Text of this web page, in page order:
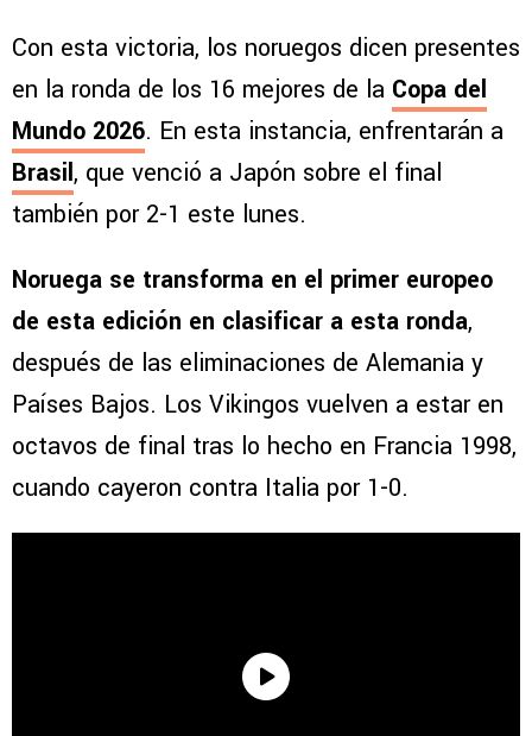
Con esta victoria, los noruegos dicen presentes
en la ronda de los 16 mejores de la Copa del
Mundo 2026. En esta instancia, enfrentarán a
Brasil, que venció a Japón sobre el final
también por 2-1 este lunes.
Noruega se transforma en el primer europeo
de esta edición en clasificar a esta ronda,
después de las eliminaciones de Alemania y
Países Bajos. Los Vikingos vuelven a estar en
octavos de final tras lo hecho en Francia 1998,
cuando cayeron contra Italia por 1-0.